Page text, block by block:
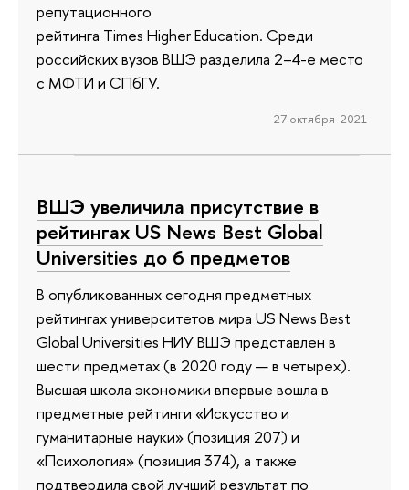
репутационного
рейтинга Times Higher Education. Среди
российских вузов ВШЭ разделила 2–4-е место
с МФТИ и СПбГУ.
27 октября 2021
ВШЭ увеличила присутствие в
рейтингах US News Best Global
Universities до 6 предметов
В опубликованных сегодня предметных
рейтингах университетов мира US News Best
Global Universities НИУ ВШЭ представлен в
шести предметах (в 2020 году — в четырех).
Высшая школа экономики впервые вошла в
предметные рейтинги «Искусство и
гуманитарные науки» (позиция 207) и
«Психология» (позиция 374), а также
подтвердила свой лучший результат по